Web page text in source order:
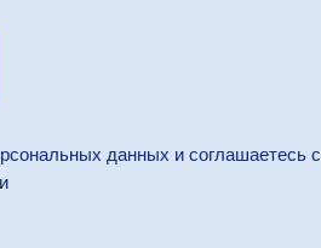
данных и соглашаетесь c